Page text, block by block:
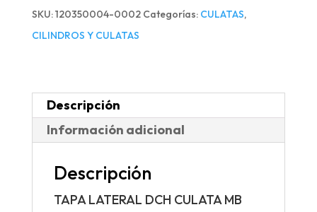
CULATA
MB
cantidad
SKU:120350004-0002 Categorías: CULATAS,
CILINDROS Y CULATAS
Descripción
Información adicional
Descripción
TAPA LATERAL DCH CULATA MB